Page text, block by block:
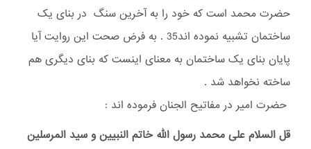
حضرت محمد است که خود را به آخرین سنگ در بنای یک
ساختمان تشبیه نموده اند35 . به فرض صحت این روایت آیا
پایان بنای یک ساختمان به معنای اینست که بنای دیگری هم
ساخته نخواهد شد .
حضرت امیر در مفاتیح الجنان فرموده اند :
قل السلام علی محمد رسول الله خاتم النبیین و سید المرسلین